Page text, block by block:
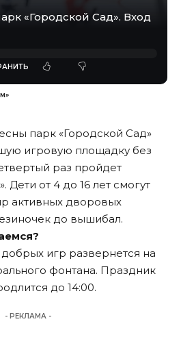
«Городской Сад». Вход
парк «Городской Сад»
игровую площадку без
раз пройдет
Дети от 4 до 16 лет смогут
активных дворовых
до вышибал.
игр развернется на
фонтана. Праздник
до 14:00.
- РЕКЛАМА -